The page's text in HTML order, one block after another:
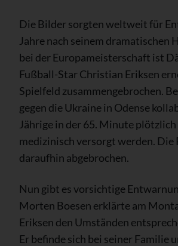
Die Bilder sorgten weltweit für
Jahre nach seinem dramatischen
bei der Europameisterschaft ist
Fußball-Star Christian Eriksen
Spielfeld zusammengebrochen.
gegen die Ukraine in Odense
Jährige in der 65. Minute
medizinisch versorgt werden. Die
daraufhin abgebrochen.
Nun gibt es vorsichtige
Morten Boesen erklärte am
Eriksen den Umständen
Er befinde sich bei seiner Familie